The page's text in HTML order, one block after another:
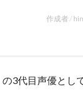
作成者 /
3代目声優とし